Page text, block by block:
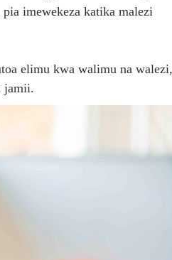
imewekeza katika malezi
elimu kwa walimu na walezi,
jamii.